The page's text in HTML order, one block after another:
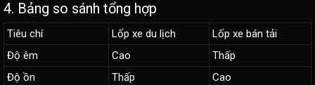
4. Bảng so sánh tổng hợp
Tiêu chí Lốp xe du lịch
Lốp xe bán tải
Độ êm
Cao
Thấp
Độ ồn
Thấp
Cao